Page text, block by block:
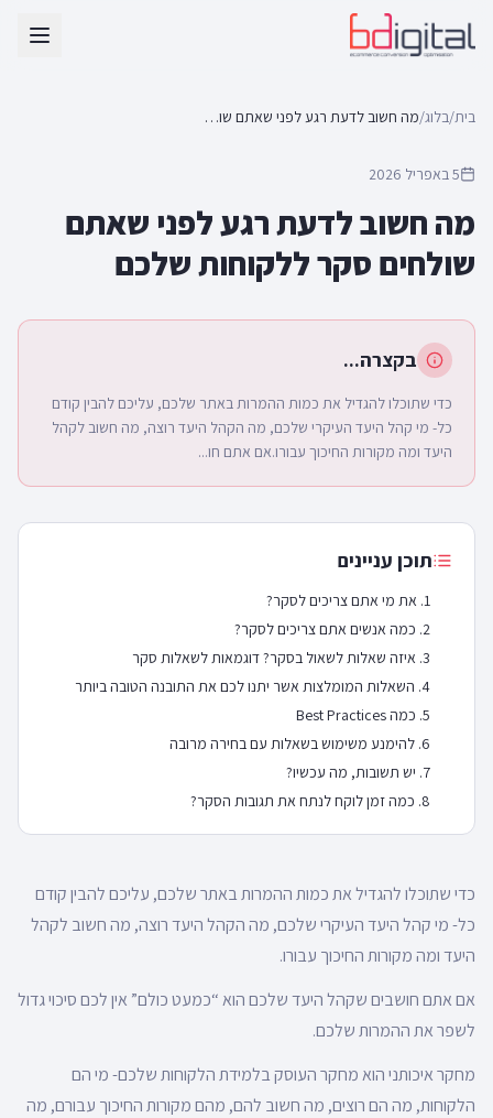
בית/בלוג/ מה חשוב לדעת רגע לפני שאתם שולחים סקר ללקוחות שלכם
5 באפריל 2026
מה חשוב לדעת רגע לפני שאתם
שולחים סקר ללקוחות שלכם
בקצרה...
כדי שתוכלו להגדיל את כמות ההמרות באתר שלכם, עליכם להבין קודם
כל- מי קהל היעד העיקרי שלכם, מה הקהל היעד רוצה, מה חשוב לקהל
היעד ומה מקורות החיכוך עבורו.אם אתם חו...
תוכן עניינים
את מי אתם צריכים לסקר?
כמה אנשים אתם צריכים לסקר?
איזה שאלות לשאול בסקר? דוגמאות לשאלות סקר
השאלות המומלצות אשר יתנו לכם את התובנה הטובה ביותר
כמה Best Practices
להימנע משימוש בשאלות עם בחירה מרובה
יש תשובות, מה עכשיו?
כמה זמן לוקח לנתח את תגובות הסקר?
כדי שתוכלו להגדיל את כמות ההמרות באתר שלכם, עליכם להבין קודם
כל- מי קהל היעד העיקרי שלכם, מה הקהל היעד רוצה, מה חשוב לקהל
היעד ומה מקורות החיכוך עבורו.
אם אתם חושבים שקהל היעד שלכם הוא “כמעט כולם” אין לכם סיכוי גדול
לשפר את ההמרות שלכם.
מחקר איכותני הוא מחקר העוסק בלמידת הלקוחות שלכם- מי הם
הלקוחות, מה הם רוצים, מה חשוב להם, מהם מקורות החיכוך עבורם, מה